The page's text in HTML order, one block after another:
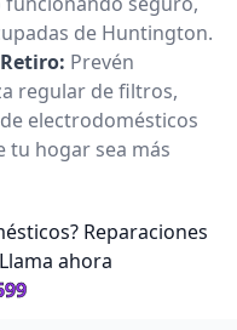
de Huntington.
Prevén
regular de filtros,
electrodomésticos
tu hogar sea más
Reparaciones
ahora